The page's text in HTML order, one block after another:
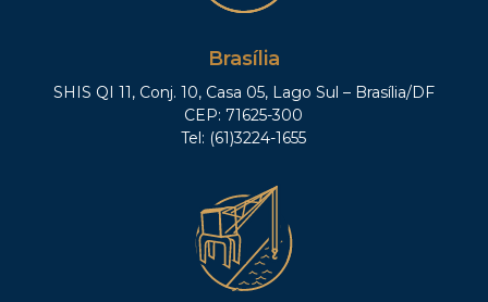
Brasília
SHIS QI 11, Conj. 10, Casa 05, Lago Sul – Brasília/DF
CEP: 71625-300
Tel: (61)3224-1655